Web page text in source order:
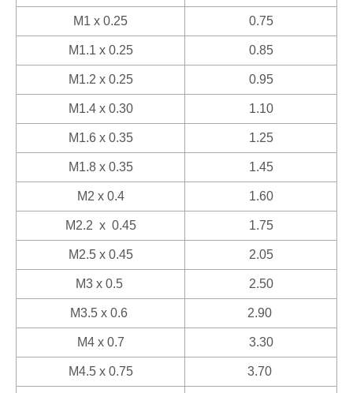
M1 x 0.25 0.75
M1.1 x 0.25 0.85
M1.2 x 0.25 0.95
M1.4 x 0.30 1.10
M1.6 x 0.35 1.25
M1.8 x 0.35 1.45
M2 x 0.4 1.60
M2.2 x 0.45 1.75
M2.5 x 0.45 2.05
M3 x 0.5 2.50
M3.5 x 0.6 2.90
M4 x 0.7 3.30
M4.5 x 0.75 3.70